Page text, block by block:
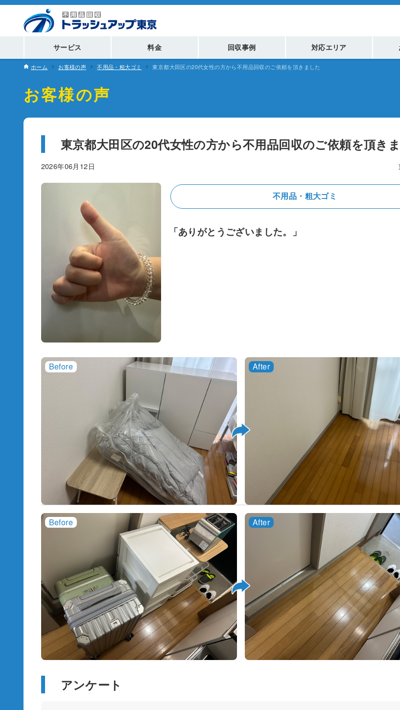
サービス 料金 回収事例 対応エリア
ホーム お客様の声 不用品・粗大ゴミ 東京都大田区の20代女性の方から不用品回収のご依頼を頂きました
お客様の声
東京都大田区の20代女性の方から不用品回収のご依頼を頂き
2026年06月12日
不用品・粗大ゴミ
「ありがとうございました。」
アンケート
親切に対応して下さり大